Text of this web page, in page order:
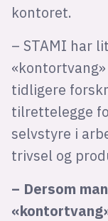
kontoret.
– STAMI har
tidligere
tilrettelegge
selvstyre i
trivsel og
– Dersom